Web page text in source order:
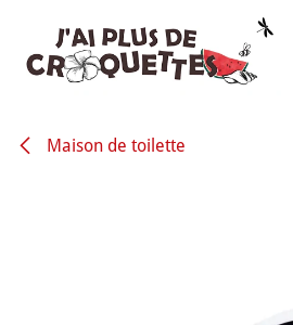
Maison de toilette